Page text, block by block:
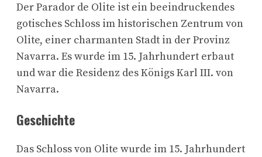
Der Parador de Olite ist ein beeindruckendes
gotisches Schloss im historischen Zentrum von
Olite, einer charmanten Stadt in der Provinz
Navarra. Es wurde im 15. Jahrhundert erbaut
und war die Residenz des Königs Karl III. von
Navarra.
Geschichte
Das Schloss von Olite wurde im 15. Jahrhundert